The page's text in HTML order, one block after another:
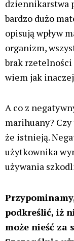
Palaczy
ZIELONE
Paweł
Świat Medycznej
Świat Palaczy
Indica,
lek. Ewa
Konopne Podróże i
Kryminalne
przemytem
zmiany